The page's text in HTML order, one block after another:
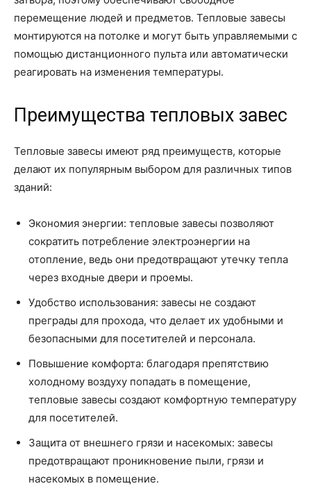
перемещение людей и предметов. Тепловые завесы
монтируются на потолке и могут быть управляемыми с
помощью дистанционного пульта или автоматически
реагировать на изменения температуры.
Преимущества тепловых завес
Тепловые завесы имеют ряд преимуществ, которые
делают их популярным выбором для различных типов
зданий:
Экономия энергии: тепловые завесы позволяют
сократить потребление электроэнергии на
отопление, ведь они предотвращают утечку тепла
через входные двери и проемы.
Удобство использования: завесы не создают
преграды для прохода, что делает их удобными и
безопасными для посетителей и персонала.
Повышение комфорта: благодаря препятствию
холодному воздуху попадать в помещение,
тепловые завесы создают комфортную температуру
для посетителей.
Защита от внешнего грязи и насекомых: завесы
предотвращают проникновение пыли, грязи и
насекомых в помещение.